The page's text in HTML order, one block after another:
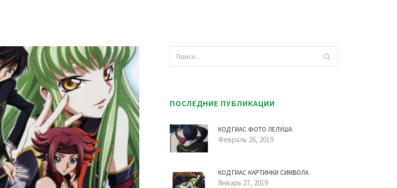
ПОСЛЕДНИЕ ПУБЛИКАЦИИ
КОД ГИАС ФОТО ЛЕЛУША
Февраль 26, 2019
КОД ГИАС КАРТИНКИ СИМВОЛА
Январь 27, 2019